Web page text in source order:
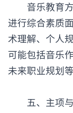
音乐教育方
进行综合素质
术理解、个人
可能包括音乐
未来职业规划等
五、主项与